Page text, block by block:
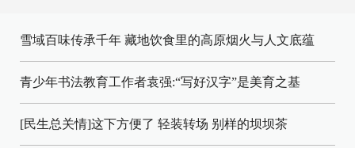
雪域百味传承千年 藏地饮食里的高原烟火与人文底蕴
青少年书法教育工作者袁强:“写好汉字”是美育之基
[民生总关情]这下方便了 轻装转场 别样的坝坝茶